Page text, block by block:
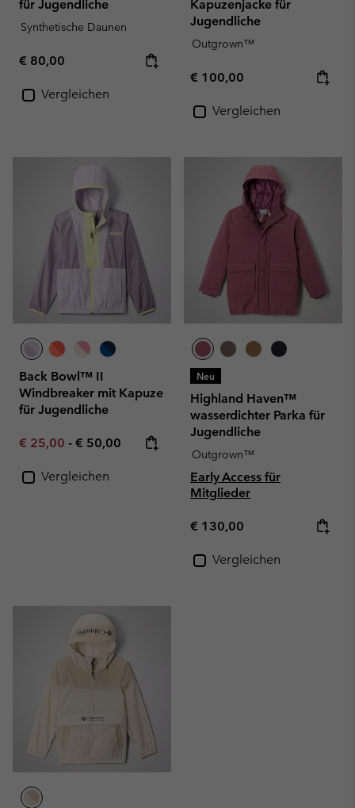
für Jugendliche
Synthetische Daunen
Regular price:
€ 80,00
Vergleichen
Kapuzenjacke für
Jugendliche
Outgrown™
Regular price:
€ 100,00
Vergleichen
Back Bowl™ II
Windbreaker mit Kapuze
für Jugendliche
Minimum sale price:
€ 25,00 - Maximum price:
€ 50,00
Vergleichen
Neu
Highland Haven™
wasserdichter Parka für
Jugendliche
Outgrown™
Early Access für
Mitglieder
Regular price:
€ 130,00
Vergleichen